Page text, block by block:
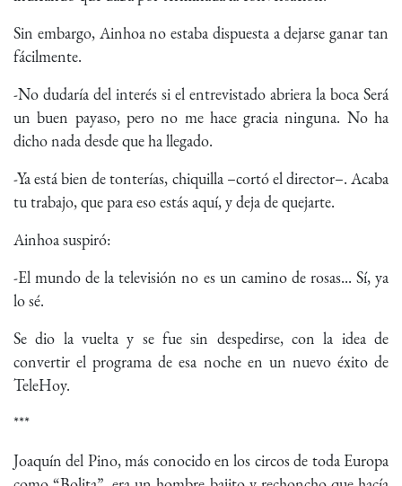
Sin embargo, Ainhoa no estaba dispuesta a dejarse ganar tan
fácilmente.
-No dudaría del interés si el entrevistado abriera la boca Será
un buen payaso, pero no me hace gracia ninguna. No ha
dicho nada desde que ha llegado.
-Ya está bien de tonterías, chiquilla –cortó el director–. Acaba
tu trabajo, que para eso estás aquí, y deja de quejarte.
Ainhoa suspiró:
-El mundo de la televisión no es un camino de rosas... Sí, ya
lo sé.
Se dio la vuelta y se fue sin despedirse, con la idea de
convertir el programa de esa noche en un nuevo éxito de
TeleHoy.
***
Joaquín del Pino, más conocido en los circos de toda Europa